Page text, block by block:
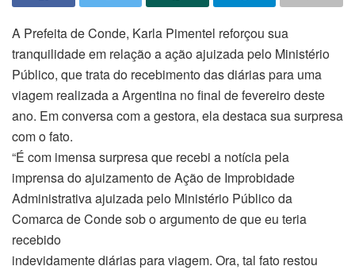
A Prefeita de Conde, Karla Pimentel reforçou sua
tranquilidade em relação a ação ajuizada pelo Ministério
Público, que trata do recebimento das diárias para uma
viagem realizada a Argentina no final de fevereiro deste
ano. Em conversa com a gestora, ela destaca sua surpresa
com o fato.
“É com imensa surpresa que recebi a notícia pela
imprensa do ajuizamento de Ação de Improbidade
Administrativa ajuizada pelo Ministério Público da
Comarca de Conde sob o argumento de que eu teria
recebido
indevidamente diárias para viagem. Ora, tal fato restou